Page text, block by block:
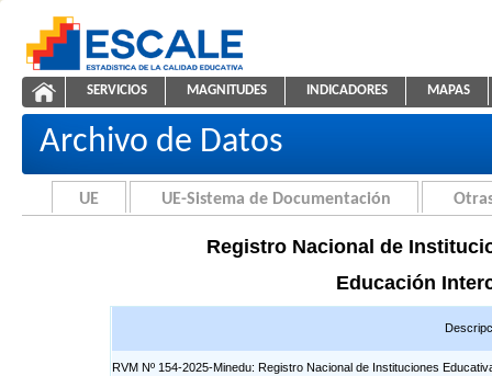
ESCALE - Unidad de Estadística Educativa
Registros EIB
NAVEGACIÓN
SERVICIOS MAGNITUDES INDICADORES MAPAS
Archivo de Datos
UE UE-Sistema de Documentación
Registro Nacional de
Educación
RVM Nº 154-2025-Minedu: Registro Nacional de Instituciones